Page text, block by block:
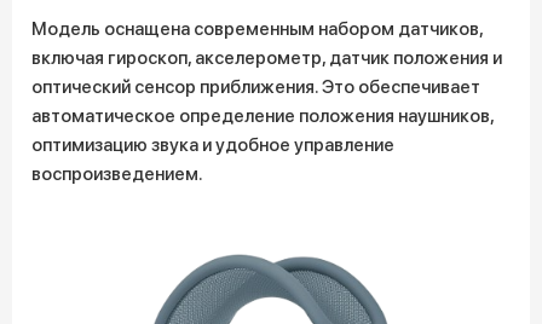
Модель оснащена современным набором датчиков,
включая гироскоп, акселерометр, датчик положения и
оптический сенсор приближения. Это обеспечивает
автоматическое определение положения наушников,
оптимизацию звука и удобное управление
воспроизведением.